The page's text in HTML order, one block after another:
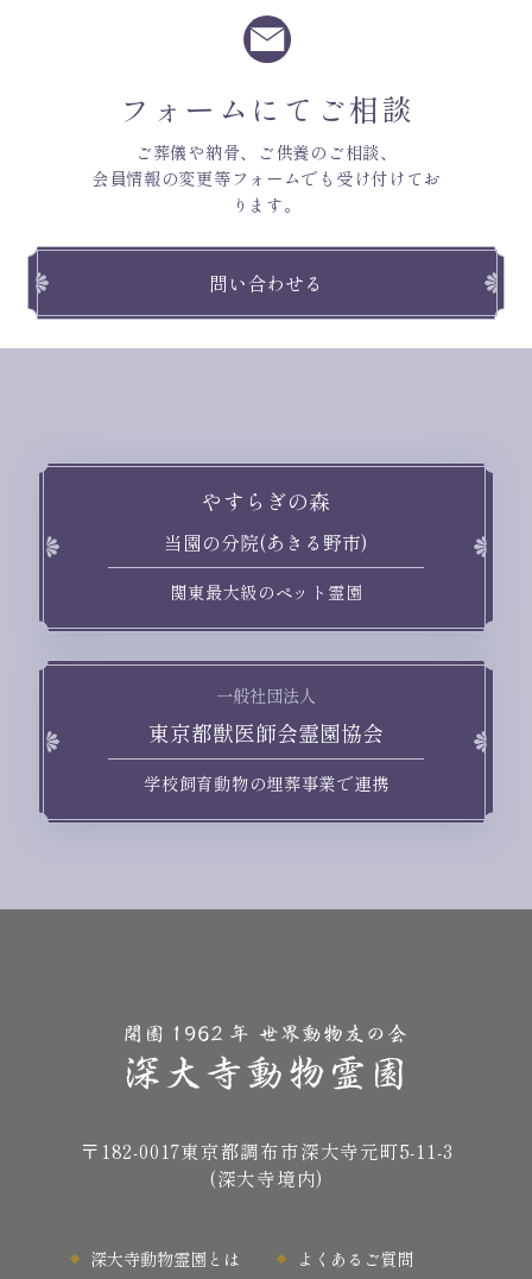
フォームにてご相談
ご葬儀や納骨、ご供養のご相談、
会員情報の変更等フォームでも受け付けてお
ります。
問い合わせる
やすらぎの森
当園の分院(あきる野市)
関東最大級のペット霊園
一般社団法人
東京都獣医師会霊園協会
学校飼育動物の埋葬事業で連携
〒182-0017東京都調布市深大寺元町5-11-3
(深大寺境内)
深大寺動物霊園とは よくあるご質問